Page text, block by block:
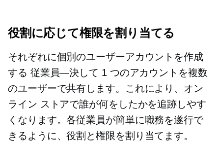
役割に応じて権限を割り当てる
それぞれに個別のユーザーアカウントを作成
する 従業員—決して 1 つのアカウントを複数
のユーザーで共有します。これにより、オン
ライン ストアで誰が何をしたかを追跡しやす
くなります。各従業員が簡単に職務を遂行で
きるように、役割と権限を割り当てます。